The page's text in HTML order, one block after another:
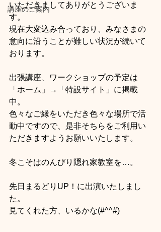
講座のご案内
いただきましてありがとうございま
す。
現在大変込み合っており、みなさまの
意向に沿うことが難しい状況が続いて
おります。
出張講座、ワークショップの予定は
「ホーム」→「特設サイト」に掲載
中。
色々なご縁をいただき色々な場所で活
動中ですので、是非そちらをご利用い
ただきますようお願いいたします。
冬こそはのんびり隠れ家教室を…。
先日まるどりUP！に出演いたしまし
た。
見てくれた方、いるかな(#^^#)